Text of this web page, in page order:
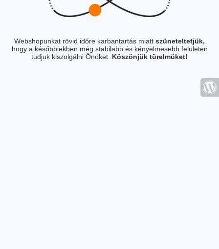
Webshopunkat rövid időre karbantartás miatt szüneteltetjük,
hogy a későbbiekben még stabilabb és kényelmesebb felületen
tudjuk kiszolgálni Önöket. Köszönjük türelmüket!